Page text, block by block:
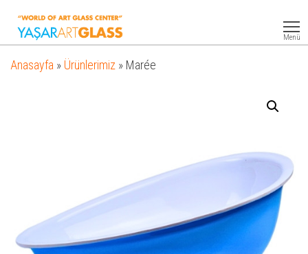
Glass
Menü
Anasayfa » Ürünlerimiz » Marée